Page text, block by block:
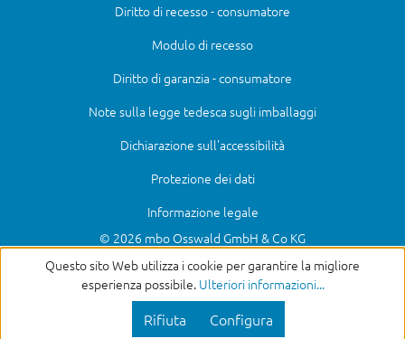
Questo sito Web utilizza i cookie per garantire la migliore
esperienza possibile. Ulteriori informazioni...
Rifiuta Configura
Diritto di recesso - consumatore
Modulo di recesso
Diritto di garanzia - consumatore
Note sulla legge tedesca sugli imballaggi
Dichiarazione sull'accessibilità
Protezione dei dati
Informazione legale
© 2026 mbo Osswald GmbH & Co KG